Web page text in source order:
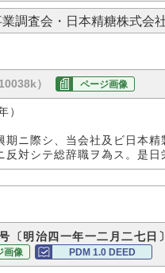
調査会・日本精糖株式会
） ページ画像
）
期ニ際シ、当会社及ビ日本
反対シテ総辞職ヲ為ス。是
〔明治四一年一二月二七
画像 PDM 1.0 DEED